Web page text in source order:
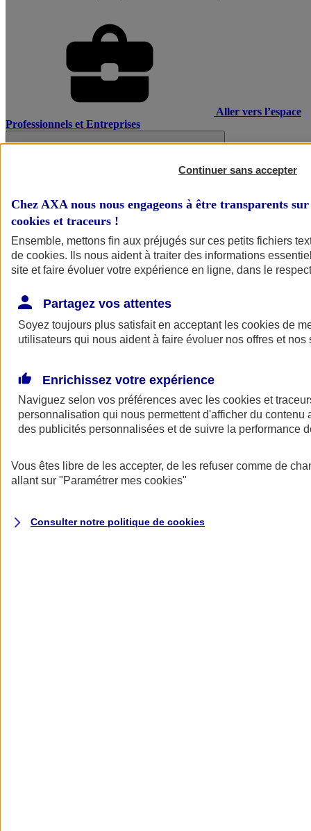
Aller vers l’espace
Professionnels et Entreprises
AXA Assurance
Continuer sans accepter
Chez AXA nous nous engageons à être transparents
cookies et traceurs !
Ensemble, mettons fin aux préjugés sur ces petits fichiers
de cookies. Ils nous aident à traiter des informations
site et faire évoluer votre expérience en ligne, dans le
Partagez vos attentes
Soyez toujours plus satisfait en acceptant les cookies de
utilisateurs qui nous aident à faire évoluer nos offres et nos
Enrichissez votre expérience
Naviguez selon vos préférences avec les cookies et
personnalisation qui nous permettent d'afficher du contenu
des publicités personnalisées et de suivre la performance
Vous êtes libre de les accepter, de les refuser comme de
allant sur "Paramétrer mes cookies"
Consulter notre politique de cookies